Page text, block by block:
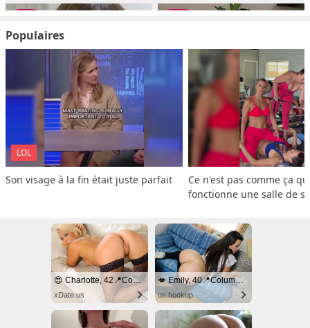
Populaires
LOL
Son visage à la fin était juste parfait
Ce n'est pas comme ça
fonctionne une salle de